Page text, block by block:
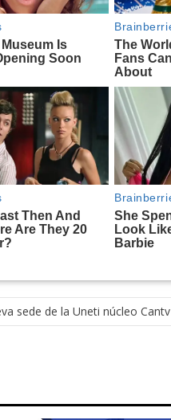
sede de la Uneti núcleo Cantv